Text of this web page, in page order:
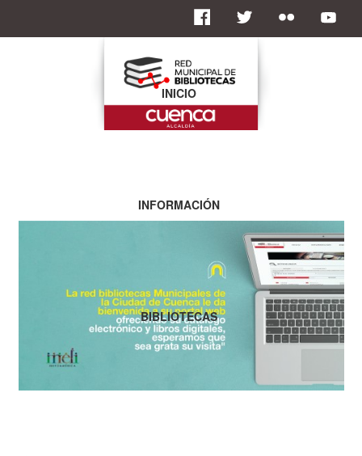
INICIO
INFORMACIÓN
BIBLIOTECAS